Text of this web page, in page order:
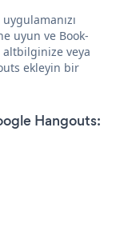
uyun ve Book-
altbilginize veya
ekleyin bir
Hangouts: